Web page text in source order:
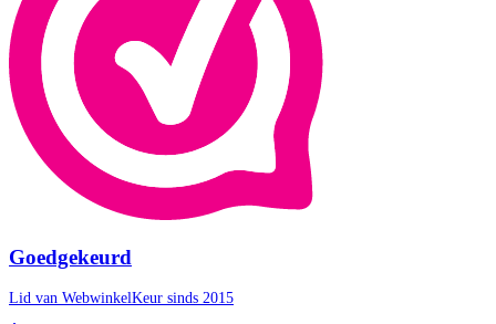
Goedgekeurd
Lid van WebwinkelKeur sinds 2015